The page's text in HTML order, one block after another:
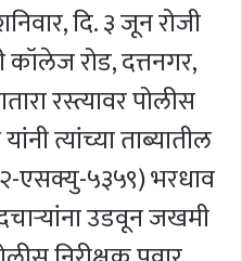
दि. ३ जून रोजी
कॉलेज रोड, दत्तनगर,
रस्त्यावर पोलीस
त्यांच्या ताब्यातील
एसक्यु-५३५९) भरधाव
उडवून जखमी